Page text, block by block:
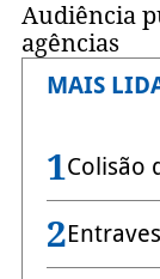
Audiência
agências
MAIS
1Colisão
2